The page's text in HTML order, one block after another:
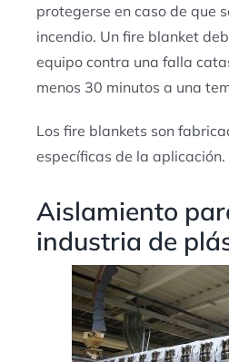
protegerse en caso de que
incendio. Un fire blanket
equipo contra una falla
menos 30 minutos a una
Los fire blankets son
específicas de la aplicación.
Aislamiento
industria de